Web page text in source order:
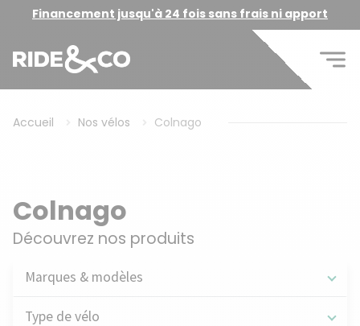
Financement jusqu'à 24 fois sans frais ni apport
Accueil Nos vélos Colnago
Colnago
Découvrez nos produits
Marques & modèles
Type de vélo